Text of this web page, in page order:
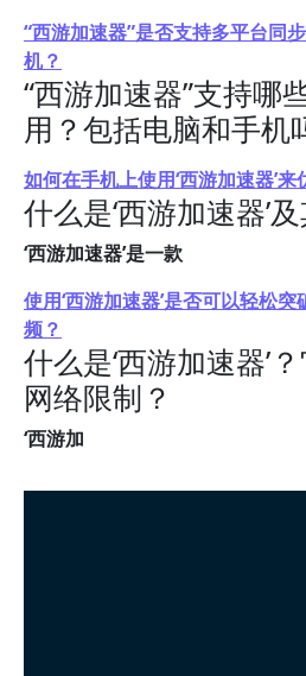
“西游加速器”是否支持多平台同
机？
“西游加速器”支持哪
用？包括电脑和手机
如何在手机上使用‘西游加速器’来
什么是‘西游加速器’
‘西游加速器’是一款
使用‘西游加速器’是否可以轻松
频？
什么是‘西游加速器’
网络限制？
‘西游加